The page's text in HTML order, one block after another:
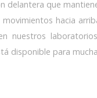
delantera que
hacia
nuestros
disponible para